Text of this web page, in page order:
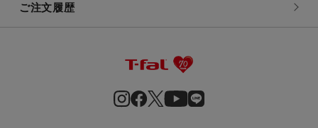
ご注文履歴